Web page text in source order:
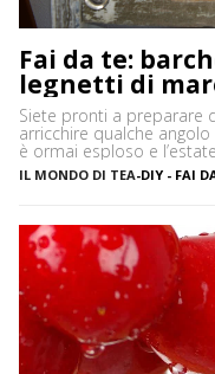
Fai da te:
legnetti di
Siete pronti a preparare
arricchire qualche
è ormai esploso e
capita, soprattutto se si
annoiarsi un po’ in
IL MONDO DI TEA-DIY - FAI